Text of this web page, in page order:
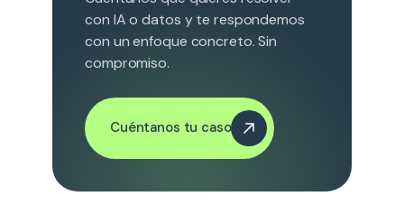
con IA o datos y te respondemos
con un enfoque concreto. Sin
compromiso.
Cuéntanos tu caso